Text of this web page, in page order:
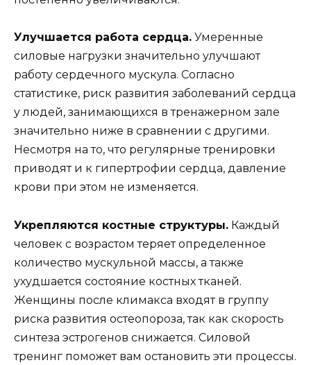
Улучшается работа сердца. Умеренные
силовые нагрузки значительно улучшают
работу сердечного мускула. Согласно
статистике, риск развития заболеваний сердца
у людей, занимающихся в тренажерном зале
значительно ниже в сравнении с другими.
Несмотря на то, что регулярные тренировки
приводят и к гипертрофии сердца, давление
крови при этом не изменяется.
Укрепляются костные структуры. Каждый
человек с возрастом теряет определенное
количество мускульной массы, а также
ухудшается состояние костных тканей.
Женщины после климакса входят в группу
риска развития остеопороза, так как скорость
синтеза эстрогенов снижается. Силовой
тренинг поможет вам остановить эти процессы.